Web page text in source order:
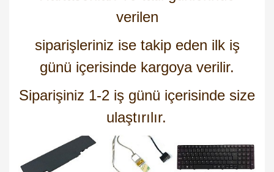
verilen
siparişleriniz ise takip eden ilk iş
günü içerisinde kargoya verilir.
Siparişiniz 1-2 iş günü içerisinde size
ulaştırılır.